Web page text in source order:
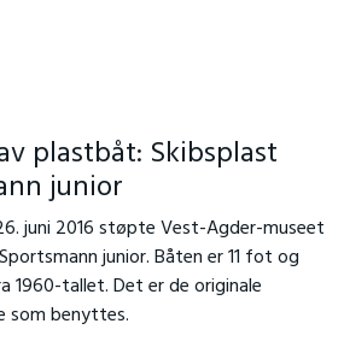
plastbåt: Skibsplast
junior
juni 2016 støpte Vest-Agder-museet
junior. Båten er 11 fot og
1960-tallet. Det er de originale
som benyttes.